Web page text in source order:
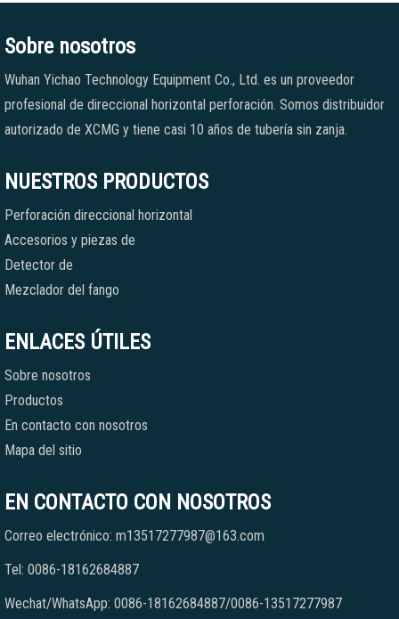
Sobre nosotros
Wuhan Yichao Technology Equipment Co., Ltd. es un proveedor
profesional de direccional horizontal perforación. Somos distribuidor
autorizado de XCMG y tiene casi 10 años de tubería sin zanja.
NUESTROS PRODUCTOS
Perforación direccional horizontal
Accesorios y piezas de
Detector de
Mezclador del fango
ENLACES ÚTILES
Sobre nosotros
Productos
En contacto con nosotros
Mapa del sitio
EN CONTACTO CON NOSOTROS
Correo electrónico: m13517277987@163.com
Tel: 0086-18162684887
Wechat/WhatsApp: 0086-18162684887/0086-13517277987